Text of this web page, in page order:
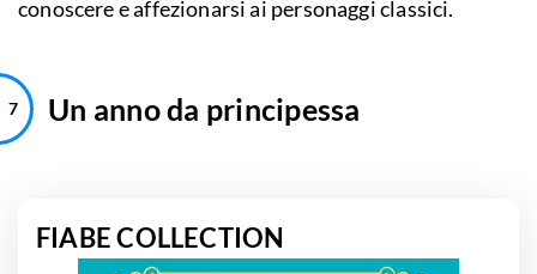
conoscere e affezionarsi ai personaggi classici.
Un anno da principessa
FIABE COLLECTION